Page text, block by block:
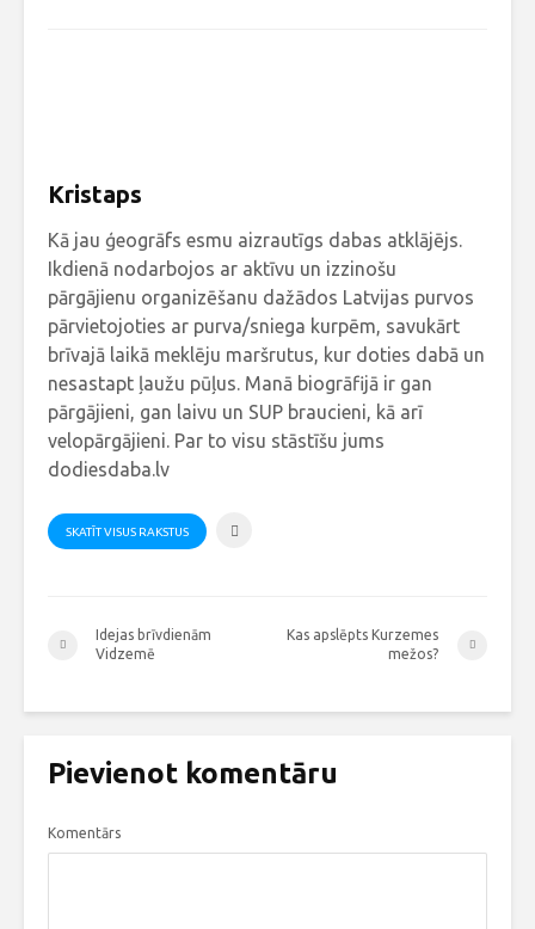
Kristaps
Kā jau ģeogrāfs esmu aizrautīgs dabas atklājējs.
Ikdienā nodarbojos ar aktīvu un izzinošu
pārgājienu organizēšanu dažādos Latvijas purvos
pārvietojoties ar purva/sniega kurpēm, savukārt
brīvajā laikā meklēju maršrutus, kur doties dabā un
nesastapt ļaužu pūļus. Manā biogrāfijā ir gan
pārgājieni, gan laivu un SUP braucieni, kā arī
velopārgājieni. Par to visu stāstīšu jums
dodiesdaba.lv
SKATĪT VISUS RAKSTUS
Idejas brīvdienām
Vidzemē
Kas apslēpts Kurzemes
mežos?
Pievienot komentāru
Komentārs